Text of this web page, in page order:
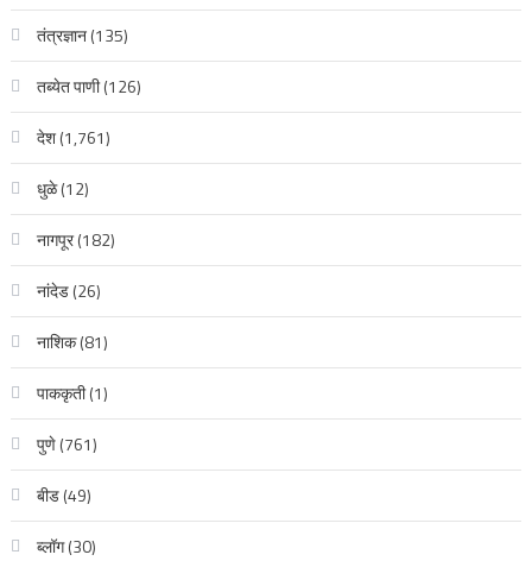
तंत्रज्ञान(135)
तब्येत पाणी(126)
देश(1,761)
धुळे(12)
नागपूर(182)
नांदेड(26)
नाशिक(81)
पाककृती(1)
पुणे(761)
बीड(49)
ब्लॉग(30)